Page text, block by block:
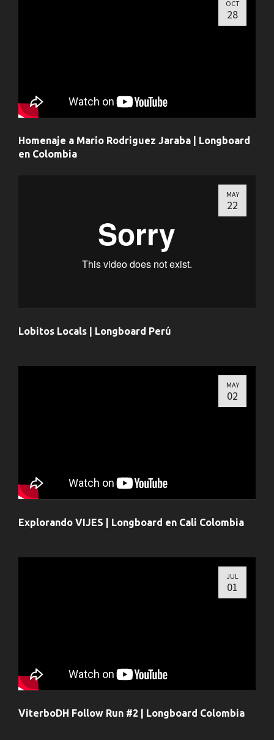
OCT
28
Homenaje a Mario Rodriguez Jaraba | Longboard
en Colombia
MAY
22
Lobitos Locals | Longboard Perú
MAY
02
Explorando VIJES | Longboard en Cali Colombia
JUL
01
ViterboDH Follow Run #2 | Longboard Colombia